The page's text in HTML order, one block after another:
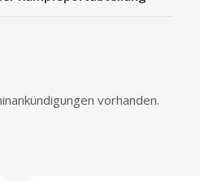
vorhanden.